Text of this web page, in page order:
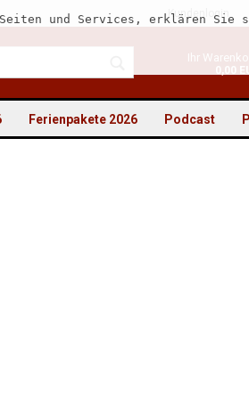
Kundenlogin
Ihr
0,00
und Services, erklären Sie
Podcast
Ferienpakete 2026